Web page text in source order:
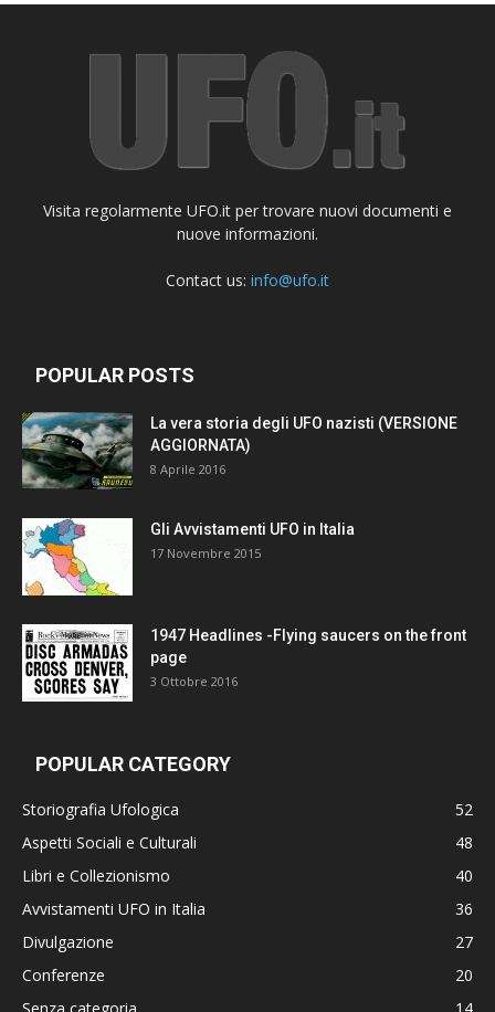
Visita regolarmente UFO.it per trovare nuovi documenti e
nuove informazioni.
Contact us: info@ufo.it
POPULAR POSTS
La vera storia degli UFO nazisti (VERSIONE
AGGIORNATA)
8 Aprile 2016
Gli Avvistamenti UFO in Italia
17 Novembre 2015
1947 Headlines -Flying saucers on the front
page
3 Ottobre 2016
POPULAR CATEGORY
Storiografia Ufologica
52
Aspetti Sociali e Culturali
48
Libri e Collezionismo
40
Avvistamenti UFO in Italia
36
Divulgazione
27
Conferenze
20
Senza categoria
14